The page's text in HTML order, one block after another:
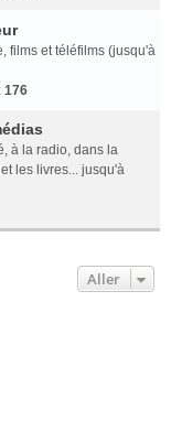
films et téléfilms (jusqu'à
176
à la radio, dans la
les livres... jusqu'à
Aller